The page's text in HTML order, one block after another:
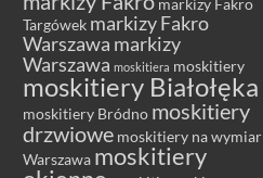
markizy Fakro
Targówek markizy Fakro
Warszawa markizy
Warszawa moskitiera moskitiery
moskitiery Białołęka
moskitiery Bródno moskitiery
drzwiowe moskitiery na wymiar
Warszawa moskitiery